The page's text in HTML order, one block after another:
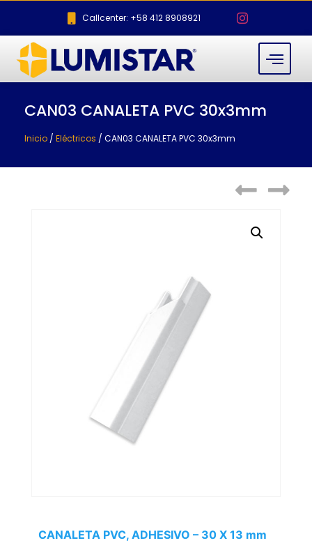
Callcenter: +58 412 8908921
CAN03 CANALETA PVC 30x3mm
Inicio / Eléctricos / CAN03 CANALETA PVC 30x3mm
CANALETA PVC, ADHESIVO – 30 X 13 mm